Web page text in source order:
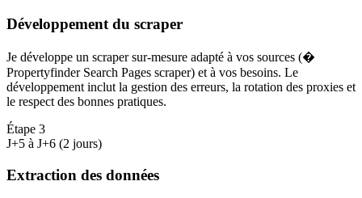
Développement du scraper
Je développe un scraper sur-mesure adapté à vos sources (�
Propertyfinder Search Pages scraper) et à vos besoins. Le
développement inclut la gestion des erreurs, la rotation des proxies et
le respect des bonnes pratiques.
Étape 3
J+5 à J+6 (2 jours)
Extraction des données